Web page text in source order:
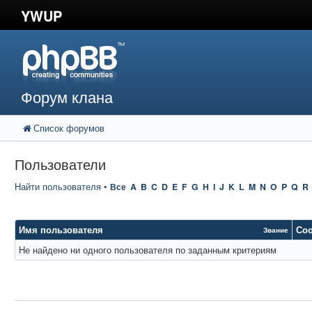
YWUP
Форум клана
Список форумов
Пользователи
Найти пользователя • Все A B C D E F G H I J K L M N O P Q R
Имя пользователя
Звание
Не найдено ни одного пользователя по заданным критериям